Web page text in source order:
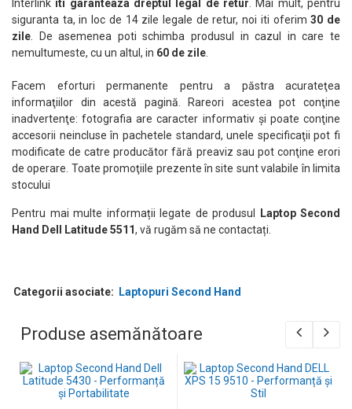
Interlink iti garanteaza dreptul legal de retur. Mai mult, pentru
siguranta ta, in loc de 14 zile legale de retur, noi iti oferim30 de
zile. De asemenea poti schimba produsul in cazul in care te
nemultumeste, cu un altul, in 60 de zile.
Facem eforturi permanente pentru a păstra acurateţea
informaţiilor din acestă pagină. Rareori acestea pot conţine
inadvertenţe: fotografia are caracter informativ şi poate conţine
accesorii neincluse în pachetele standard, unele specificaţii pot fi
modificate de catre producător fără preaviz sau pot conţine erori
de operare. Toate promoţiile prezente în site sunt valabile în limita
stocului
Pentru mai multe informații legate de produsul
Laptop Second
Hand Dell Latitude 5511, vă rugăm să ne contactați.
Categorii asociate: Laptopuri Second Hand
Produse asemănătoare